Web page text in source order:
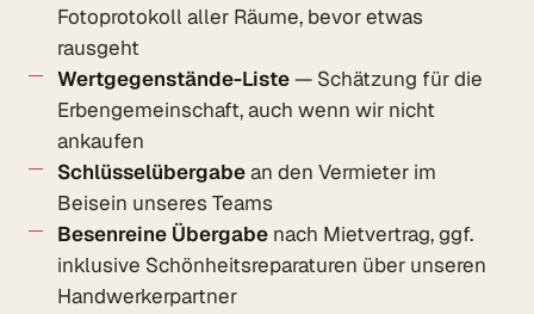
Fotoprotokoll aller Räume, bevor etwas
rausgeht
Wertgegenstände-Liste— Schätzung für die
Erbengemeinschaft, auch wenn wir nicht
ankaufen
Schlüsselübergabean den Vermieter im
Beisein unseres Teams
Besenreine Übergabe nach Mietvertrag, ggf.
inklusive Schönheitsreparaturen über unseren
Handwerkerpartner